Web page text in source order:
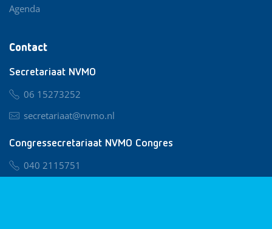
Contact
Secretariaat NVMO
06 15273252
secretariaat@nvmo.nl
Congressecretariaat NVMO Congres
040 2115751
Agenda